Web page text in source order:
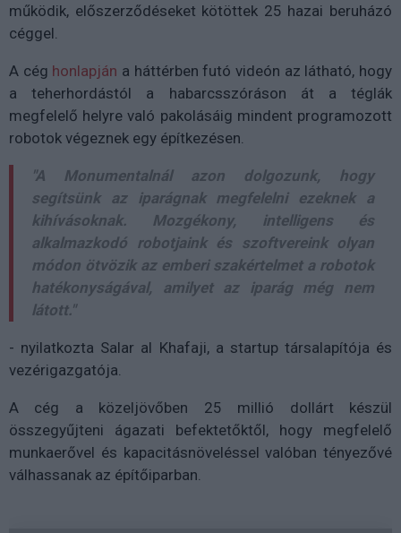
működik, előszerződéseket kötöttek 25 hazai beruházó
céggel.
A cég honlapján a háttérben futó videón az látható, hogy
a teherhordástól a habarcsszóráson át a téglák
megfelelő helyre való pakolásáig mindent programozott
robotok végeznek egy építkezésen.
"A Monumentalnál azon dolgozunk, hogy
segítsünk az iparágnak megfelelni ezeknek a
kihívásoknak. Mozgékony, intelligens és
alkalmazkodó robotjaink és szoftvereink olyan
módon ötvözik az emberi szakértelmet a robotok
hatékonyságával, amilyet az iparág még nem
látott."
- nyilatkozta Salar al Khafaji, a startup társalapítója és
vezérigazgatója.
A cég a közeljövőben 25 millió dollárt készül
összegyűjteni ágazati befektetőktől, hogy megfelelő
munkaerővel és kapacitásnöveléssel valóban tényezővé
válhassanak az építőiparban.